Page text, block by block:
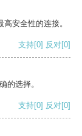
安全性的连接。
支持[0] 反对[0]
的选择。
支持[0] 反对[0]